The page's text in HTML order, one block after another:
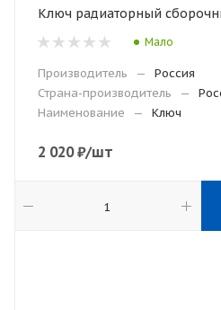
Ключ
Мало
Производитель —
Россия
Страна-производитель
—
Наименование
— Ключ
2 020₽/шт